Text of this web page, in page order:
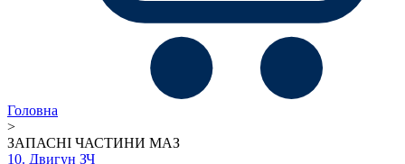
Головна
>
ЗАПАСНІ ЧАСТИНИ МАЗ
10. Двигун ЗЧ